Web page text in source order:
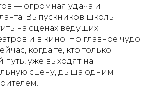
— огромная удача и
Выпускников школы
на сценах ведущих
и в кино. Но главное чудо
когда те, кто только
путь, уже выходят на
сцену, дыша одним